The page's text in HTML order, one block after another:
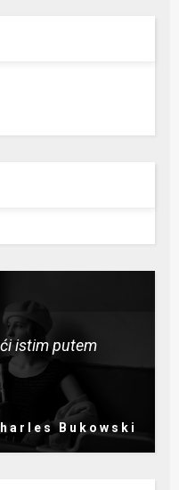
istim putem
Bukowski